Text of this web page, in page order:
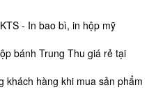
- In bao bì, in hộp mỹ
bánh Trung Thu giá rẻ tại
khách hàng khi mua sản phẩm